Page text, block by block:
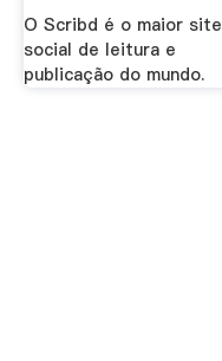
O Scribd é o maior site
social de leitura e
publicação do mundo.